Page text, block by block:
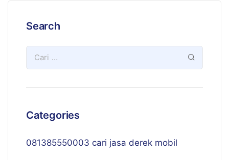
Search
Categories
081385550003 cari jasa derek mobil